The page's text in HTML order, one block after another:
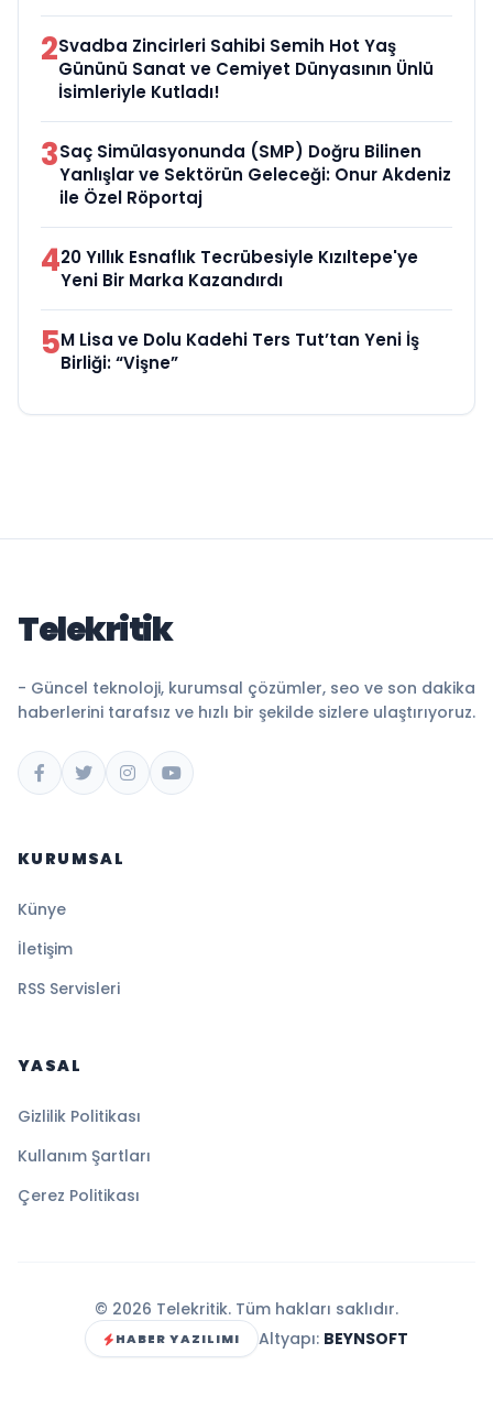
2Svadba Zincirleri Sahibi Semih Hot Yaş
Gününü Sanat ve Cemiyet Dünyasının Ünlü
İsimleriyle Kutladı!
3Saç Simülasyonunda (SMP) Doğru Bilinen
Yanlışlar ve Sektörün Geleceği: Onur Akdeniz
ile Özel Röportaj
420 Yıllık Esnaflık Tecrübesiyle Kızıltepe'ye
Yeni Bir Marka Kazandırdı
5M Lisa ve Dolu Kadehi Ters Tut’tan Yeni İş
Birliği: “Vişne”
Telekritik
- Güncel teknoloji, kurumsal çözümler, seo ve son dakika
haberlerini tarafsız ve hızlı bir şekilde sizlere ulaştırıyoruz.
KURUMSAL
Künye
İletişim
RSS Servisleri
YASAL
Gizlilik Politikası
Kullanım Şartları
Çerez Politikası
© 2026 Telekritik. Tüm hakları saklıdır.
HABER YAZILIMI Altyapı: BEYNSOFT